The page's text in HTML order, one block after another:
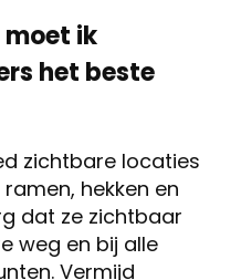
moet ik
het beste
zichtbare locaties
hekken en
dat ze zichtbaar
weg en bij alle
Vermijd